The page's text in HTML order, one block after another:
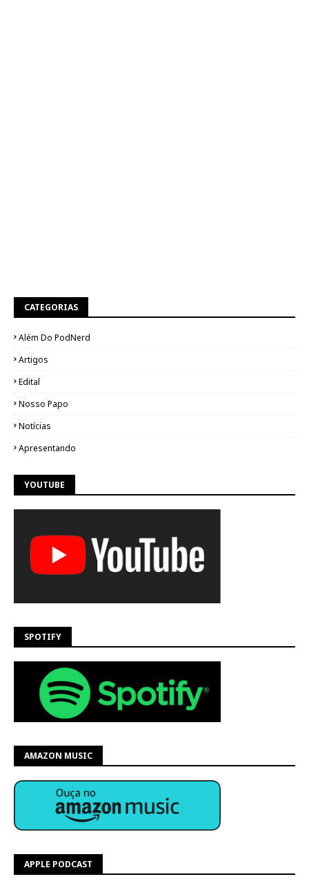
CATEGORIAS
Além Do PodNerd
Artigos
Edital
Nosso Papo
Notícias
Apresentando
YOUTUBE
SPOTIFY
AMAZON MUSIC
APPLE PODCAST